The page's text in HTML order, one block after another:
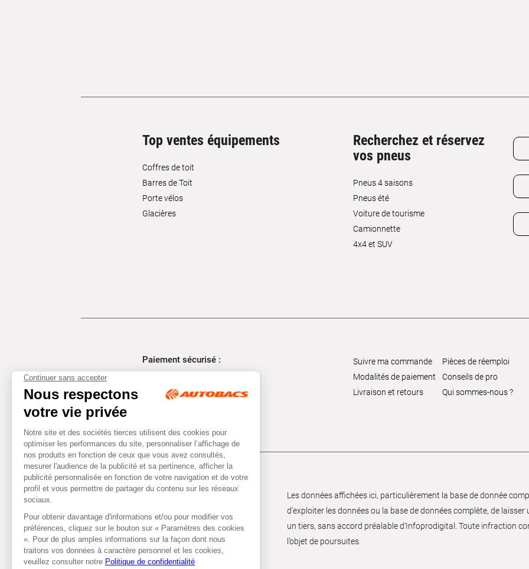
Top ventes équipements
Coffres de toit
Barres de Toit
Porte vélos
Glacières
Recherchez et réservez
vos pneus
Pneus 4 saisons
Pneus été
Voiture de tourisme
Camionnette
4x4 et SUV
Paiement sécurisé :
Suivre ma commande
Modalités de paiement
Livraison et retours
Pièces de réemploi
Conseils de pro
Qui sommes-nous ?
Les données affichées ici, particulièrement la base de donnée
d’exploiter les données ou la base de données complète, de
un tiers, sans accord préalable d'Infoprodigital. Toute infraction
l’objet de poursuites.